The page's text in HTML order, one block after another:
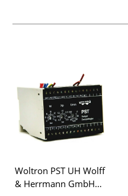
Woltron PST UH Wolff
& Herrmann GmbH